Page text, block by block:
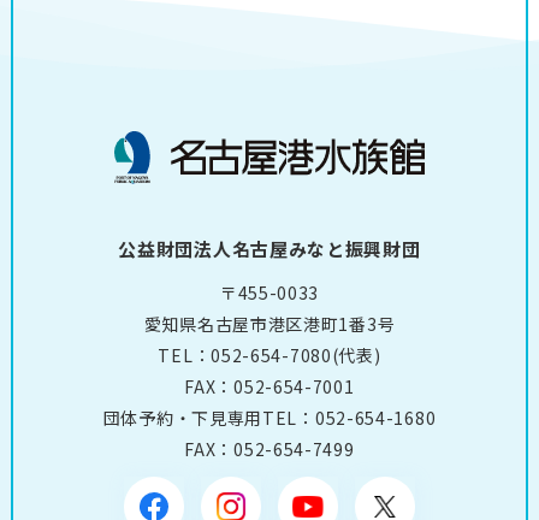
公益財団法人名古屋みなと振興財団
〒455-0033
愛知県名古屋市港区港町1番3号
TEL：052-654-7080(代表)
FAX：052-654-7001
団体予約・下見専用TEL： 052-654-1680
FAX：052-654-7499